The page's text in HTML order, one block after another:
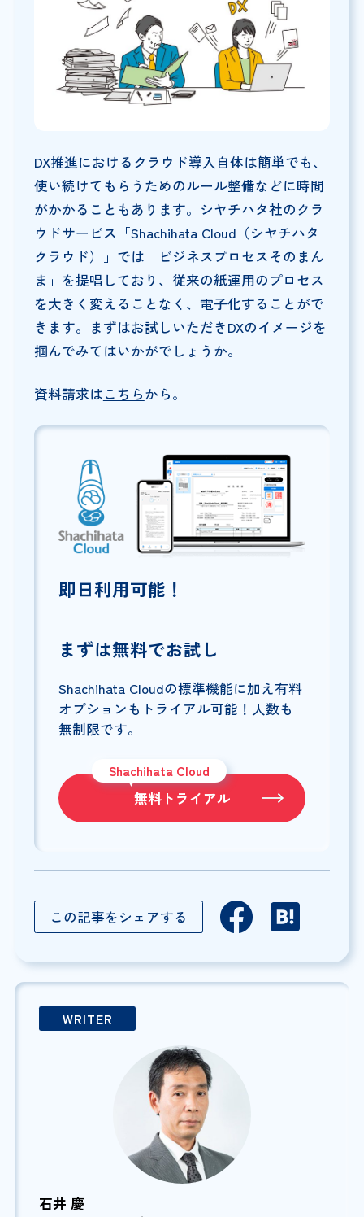
DX推進におけるクラウド導入自体は簡単でも、
使い続けてもらうためのルール整備などに時間
がかかることもあります。シヤチハタ社のクラ
ウドサービス「Shachihata Cloud（シヤチハタ
クラウド）」では「ビジネスプロセスそのまん
ま」を提唱しており、従来の紙運用のプロセス
を大きく変えることなく、電子化することがで
きます。まずはお試しいただきDXのイメージを
掴んでみてはいかがでしょうか。
資料請求はこちらから。
即日利用可能！
まずは無料でお試し
Shachihata Cloudの標準機能に加え有料
オプションもトライアル可能！人数も
無制限です。
Shachihata Cloud
無料トライアル
この記事をシェアする
WRITER
石井 慶